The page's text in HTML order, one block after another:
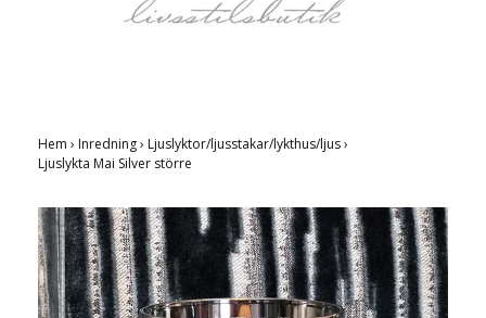
Hem › Inredning› Ljuslyktor/ljusstakar/lykthus/ljus›
Ljuslykta Mai Silver större